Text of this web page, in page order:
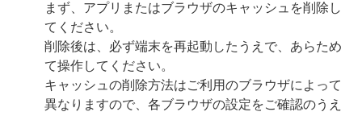
まず、アプリまたはブラウザのキャッシュを削除し
てください。
削除後は、必ず端末を再起動したうえで、あらため
て操作してください。
キャッシュの削除方法はご利用のブラウザによって
異なりますので、各ブラウザの設定をご確認のうえ